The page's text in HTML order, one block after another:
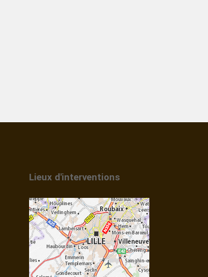
Lieux d'interventions